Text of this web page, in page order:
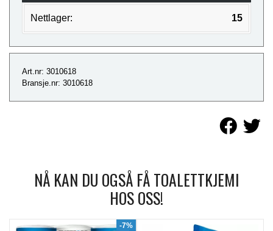
Nettlager: 15
Art.nr: 3010618
Bransje.nr: 3010618
NÅ KAN DU OGSÅ FÅ TOALETTKJEMI
HOS OSS!
-7%